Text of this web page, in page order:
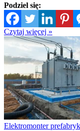
Podziel się:
Czytaj więcej »
Elektromonter